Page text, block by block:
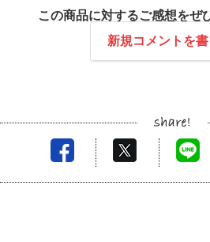
この商品に対するご感想をぜ
新規コメントを